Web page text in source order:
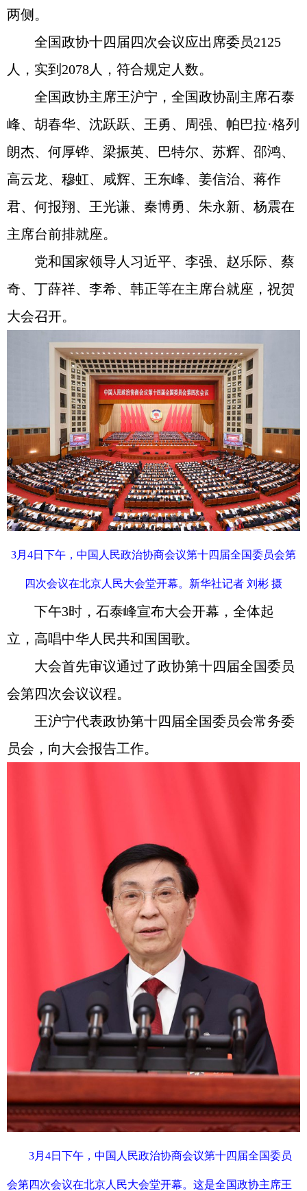
两侧。
全国政协十四届四次会议应出席委员2125
人，实到2078人，符合规定人数。
全国政协主席王沪宁，全国政协副主席石泰
峰、胡春华、沈跃跃、王勇、周强、帕巴拉·格列
朗杰、何厚铧、梁振英、巴特尔、苏辉、邵鸿、
高云龙、穆虹、咸辉、王东峰、姜信治、蒋作
君、何报翔、王光谦、秦博勇、朱永新、杨震在
主席台前排就座。
党和国家领导人习近平、李强、赵乐际、蔡
奇、丁薛祥、李希、韩正等在主席台就座，祝贺
大会召开。
3月4日下午，中国人民政治协商会议第十四届全国委员会第
四次会议在北京人民大会堂开幕。新华社记者 刘彬 摄
下午3时，石泰峰宣布大会开幕，全体起
立，高唱中华人民共和国国歌。
大会首先审议通过了政协第十四届全国委员
会第四次会议议程。
王沪宁代表政协第十四届全国委员会常务委
员会，向大会报告工作。
3月4日下午，中国人民政治协商会议第十四届全国委员
会第四次会议在北京人民大会堂开幕。这是全国政协主席王